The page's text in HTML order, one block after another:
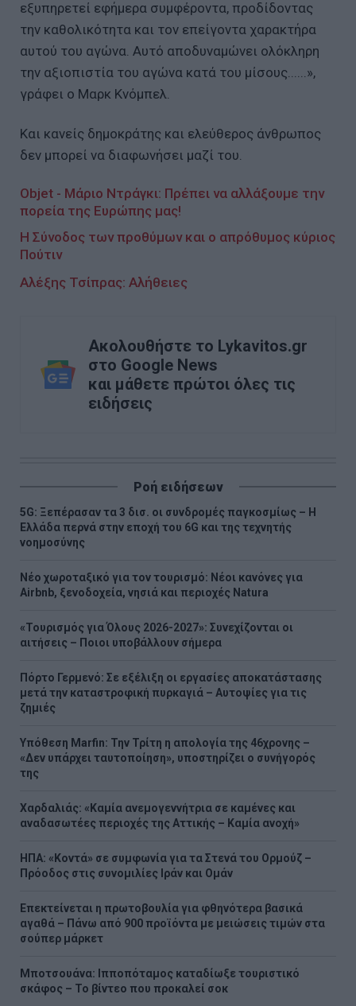
εξυπηρετεί εφήμερα συμφέροντα, προδίδοντας
την καθολικότητα και τον επείγοντα χαρακτήρα
αυτού του αγώνα. Αυτό αποδυναμώνει ολόκληρη
την αξιοπιστία του αγώνα κατά του μίσους......»,
γράφει ο Μαρκ Κνόμπελ.
Και κανείς δημοκράτης και ελεύθερος άνθρωπος
δεν μπορεί να διαφωνήσει μαζί του.
Objet - Μάριο Ντράγκι: Πρέπει να αλλάξουμε την
πορεία της Ευρώπης μας!
Η Σύνοδος των προθύμων και ο απρόθυμος κύριος
Πούτιν
Αλέξης Τσίπρας: Αλήθειες
Ακολουθήστε το Lykavitos.gr
στο Google News
και μάθετε πρώτοι όλες τις
ειδήσεις
Ροή ειδήσεων
5G: Ξεπέρασαν τα 3 δισ. οι συνδρομές παγκοσμίως – Η
Ελλάδα περνά στην εποχή του 6G και της τεχνητής
νοημοσύνης
Νέο χωροταξικό για τον τουρισμό: Νέοι κανόνες για
Airbnb, ξενοδοχεία, νησιά και περιοχές Natura
«Τουρισμός για Όλους 2026-2027»: Συνεχίζονται οι
αιτήσεις – Ποιοι υποβάλλουν σήμερα
Πόρτο Γερμενό: Σε εξέλιξη οι εργασίες αποκατάστασης
μετά την καταστροφική πυρκαγιά – Αυτοψίες για τις
ζημιές
Υπόθεση Marfin: Την Τρίτη η απολογία της 46χρονης –
«Δεν υπάρχει ταυτοποίηση», υποστηρίζει ο συνήγορός
της
Χαρδαλιάς: «Καμία ανεμογεννήτρια σε καμένες και
αναδασωτέες περιοχές της Αττικής – Καμία ανοχή»
ΗΠΑ: «Κοντά» σε συμφωνία για τα Στενά του Ορμούζ –
Πρόοδος στις συνομιλίες Ιράν και Ομάν
Επεκτείνεται η πρωτοβουλία για φθηνότερα βασικά
αγαθά – Πάνω από 900 προϊόντα με μειώσεις τιμών στα
σούπερ μάρκετ
Μποτσουάνα: Ιπποπόταμος καταδίωξε τουριστικό
σκάφος – Το βίντεο που προκαλεί σοκ